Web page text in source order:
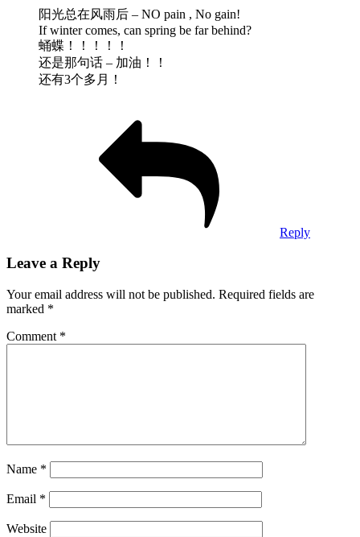
阳光总在风雨后 – NO pain , No gain!
If winter comes, can spring be far behind?
蛹蝶！！！！！
还是那句话 – 加油！！
还有3个多月！
Reply
Leave a Reply
Your email address will not be published. Required fields are
marked *
Comment *
Name *
Email *
Website